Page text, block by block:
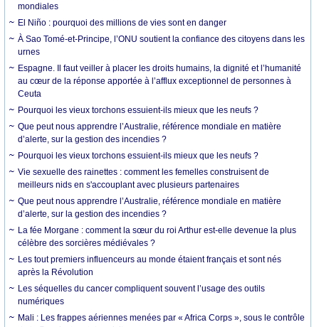
mondiales
El Niño : pourquoi des millions de vies sont en danger
À Sao Tomé-et-Principe, l’ONU soutient la confiance des citoyens dans les
urnes
Espagne. Il faut veiller à placer les droits humains, la dignité et l’humanité
au cœur de la réponse apportée à l’afflux exceptionnel de personnes à
Ceuta
Pourquoi les vieux torchons essuient-ils mieux que les neufs ?
Que peut nous apprendre l’Australie, référence mondiale en matière
d’alerte, sur la gestion des incendies ?
Pourquoi les vieux torchons essuient-ils mieux que les neufs ?
Vie sexuelle des rainettes : comment les femelles construisent de
meilleurs nids en s'accouplant avec plusieurs partenaires
Que peut nous apprendre l’Australie, référence mondiale en matière
d’alerte, sur la gestion des incendies ?
La fée Morgane : comment la sœur du roi Arthur est-elle devenue la plus
célèbre des sorcières médiévales ?
Les tout premiers influenceurs au monde étaient français et sont nés
après la Révolution
Les séquelles du cancer compliquent souvent l’usage des outils
numériques
Mali : Les frappes aériennes menées par « Africa Corps », sous le contrôle